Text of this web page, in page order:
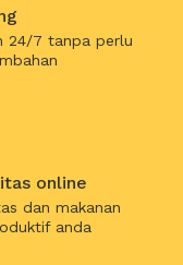
24/7 tanpa perlu
online
dan makanan
anda